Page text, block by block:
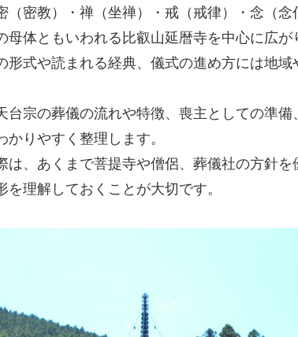
（密教）・禅（坐禅）・戒（戒律）・念（
母体ともいわれる比叡山延暦寺を中心に広が
形式や読まれる経典、儀式の進め方には地
台宗の葬儀の流れや特徴、喪主としての準
りやすく整理します。
は、あくまで菩提寺や僧侶、葬儀社の方針
理解しておくことが大切です。